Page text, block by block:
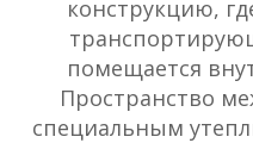
конструкцию,
помещается
Пространство
специальным